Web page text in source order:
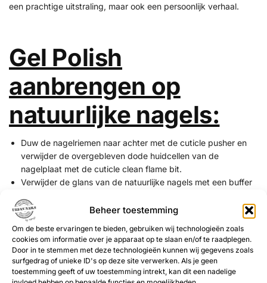
Beheer toestemming
Om de beste ervaringen te bieden, gebruiken wij technologieën zoals
cookies om informatie over je apparaat op te slaan en/of te raadplegen.
Door in te stemmen met deze technologieën kunnen wij gegevens zoals
surfgedrag of unieke ID's op deze site verwerken. Als je geen
toestemming geeft of uw toestemming intrekt, kan dit een nadelige
een prachtige uitstraling, maar ook een persoonlijk verhaal.
Gel Polish
aanbrengen op
natuurlijke nagels:
Duw de nagelriemen naar achter met de cuticle pusher en
verwijder de overgebleven dode huidcellen van de
nagelplaat met de cuticle clean flame bit.
Verwijder de glans van de natuurlijke nagels met een buffer
Dehydrateer de natuurlijke nagels metMagic Prep
Breng de
Breng een dunne laag base coat aan en hard deze uit (30
sec UV/LED lamp) bijvoorbeeld Rubber Base, Structure Gel,
Superbond Base of de Base & Top.
Optioneel kun je een kleine bolling bouwen met Rubber Base